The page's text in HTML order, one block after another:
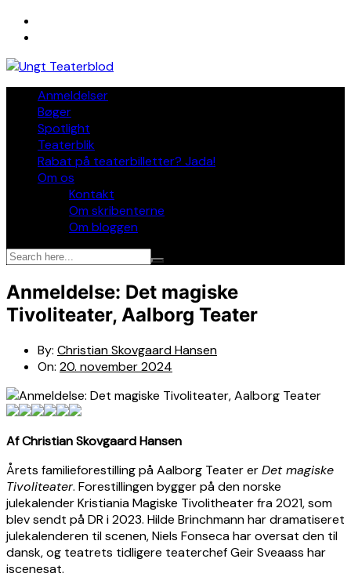
Skip
Anmeldelser
Bøger
Spotlight
Teaterblik
Rabat på teaterbilletter? Jada!
Om os
Kontakt
Om skribenterne
Om bloggen
Anmeldelse: Det magiske
Tivoliteater, Aalborg Teater
By: Christian Skovgaard Hansen
On: 20. november 2024
Af Christian Skovgaard Hansen
Årets familieforestilling på Aalborg Teater erDet magiske
Tivoliteater. Forestillingen bygger på den norske
julekalender Kristiania Magiske Tivolitheater fra 2021, som
blev sendt på DR i 2023. Hilde Brinchmann har dramatiseret
julekalenderen til scenen, Niels Fonseca har oversat den til
dansk, og teatrets tidligere teaterchef Geir Sveaass har
iscenesat.